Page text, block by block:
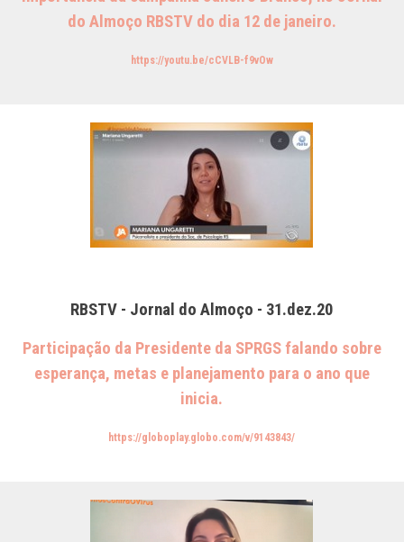
do Almoço RBSTV do dia 12 de janeiro.
https://youtu.be/cCVLB-f9vOw
RBSTV - Jornal do Almoço - 31.dez.20
Participação da Presidente da SPRGS falando sobre
esperança, metas e planejamento para o ano que
inicia.
https://globoplay.globo.com/v/9143843/